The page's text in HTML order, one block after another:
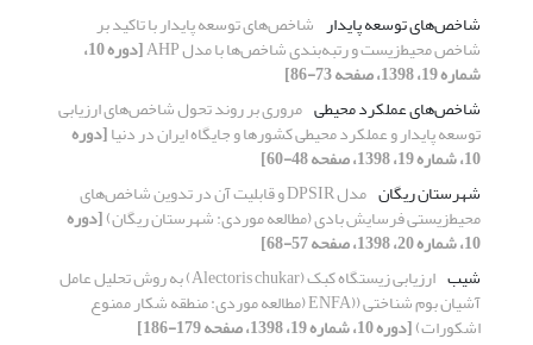
شاخص‌های توسعه پایدار شاخص‌های توسعه پایدار با تاکید بر
شاخص محیط‌زیست و رتبه‌بندی شاخص‌‌ها با مدل AHP [دوره 10،
شماره 19، 1398، صفحه 73-86]
شاخص‌‌های عملکرد محیطی مروری بر روند تحول شاخص‌های ارزیابی
توسعه پایدار و عملکرد محیطی کشورها و جایگاه ایران در دنیا[دوره
10، شماره 19، 1398، صفحه 48-60]
شهرستان ریگان
مدل DPSIR و قابلیت آن در تدوین شاخص‌های
محیط‌زیستی فرسایش بادی (مطالعه موردی: شهرستان ریگان)[دوره
10، شماره 20، 1398، صفحه 57-68]
شیب
ارزیابی زیستگاه کبک (Alectoris chukar) به روش تحلیل عامل
آشیان بوم شناختی ((ENFA (مطالعه موردی: منطقه شکار ممنوع
اشکورات)[دوره 10، شماره 19، 1398، صفحه 179-186]